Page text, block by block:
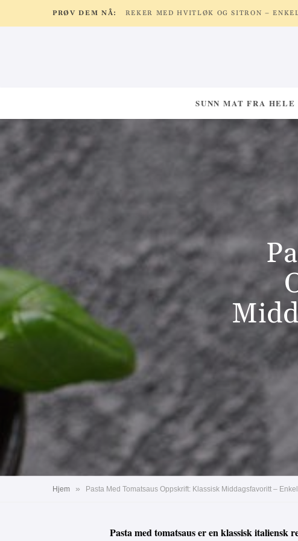
PRØV DEM NÅ:
SUNN MAT FRA HELE
Hjem » Pasta Med Tomatsaus Oppskrift: Klassisk Middagsfavoritt –
Pasta med tomatsaus er en klassisk italiensk